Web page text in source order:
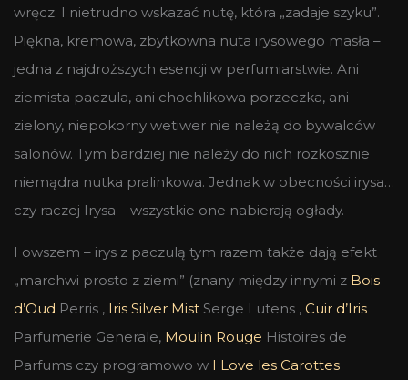
wręcz. I nietrudno wskazać nutę, która „zadaje szyku”.
Piękna, kremowa, zbytkowna nuta irysowego masła –
jedna z najdroższych esencji w perfumiarstwie. Ani
ziemista paczula, ani chochlikowa porzeczka, ani
zielony, niepokorny wetiwer nie należą do bywalców
salonów. Tym bardziej nie należy do nich rozkosznie
niemądra nutka pralinkowa. Jednak w obecności irysa…
czy raczej Irysa – wszystkie one nabierają ogłady.
I owszem – irys z paczulą tym razem także dają efekt
„marchwi prosto z ziemi” (znany między innymi z Bois
d’Oud Perris , Iris Silver Mist Serge Lutens , Cuir d’Iris
Parfumerie Generale, Moulin Rouge Histoires de
Parfums czy programowo w I Love les Carottes